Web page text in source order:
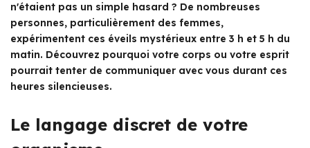
n'étaient pas un simple hasard ? De nombreuses
personnes, particulièrement des femmes,
expérimentent ces éveils mystérieux entre 3 h et 5 h du
matin. Découvrez pourquoi votre corps ou votre esprit
pourrait tenter de communiquer avec vous durant ces
heures silencieuses.
Le langage discret de votre